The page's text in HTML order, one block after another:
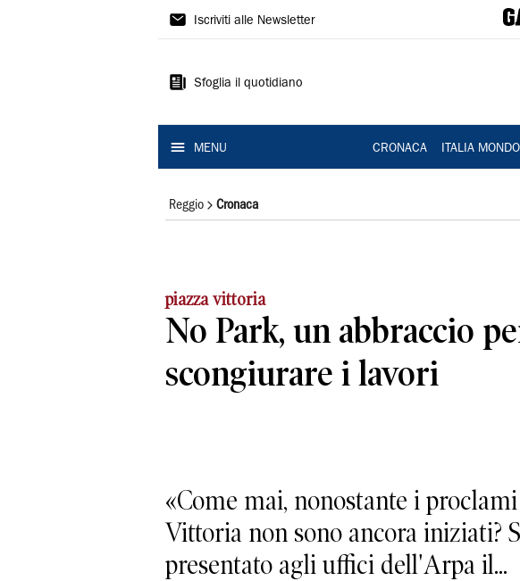
Gazzetta
Reggio
Iscriviti alle Newsletter
Sfoglia il quotidiano
MENU CRONACA ITALIA MONDO
Reggio Cronaca
piazza vittoria
No Park, un abbraccio
scongiurare i lavori
«Come mai, nonostante i
Vittoria non sono ancora iniziati?
presentato agli uffici dell'Arpa il...